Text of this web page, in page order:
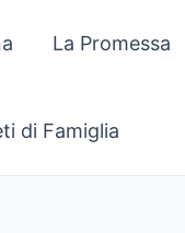
La Promessa
di Famiglia